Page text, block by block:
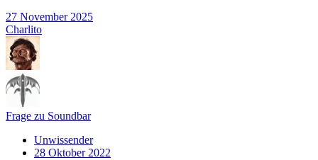
27 November 2025
Charlito
Frage zu Soundbar
Unwissender
28 Oktober 2022